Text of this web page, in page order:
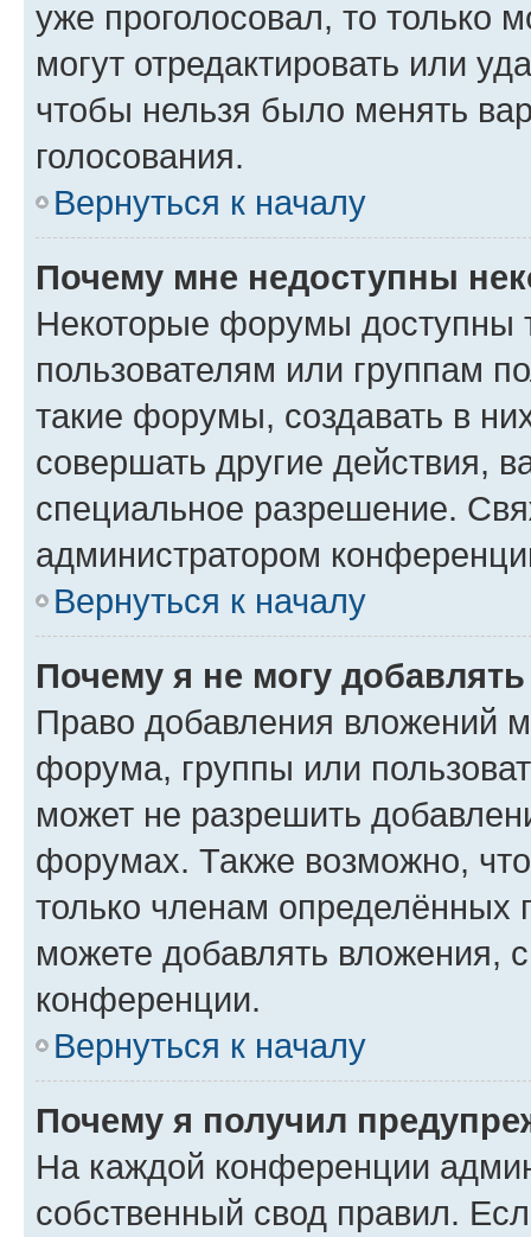
уже проголосовал, то только
могут отредактировать или
чтобы нельзя было менять
голосования.
Вернуться к началу
Почему мне недоступны
Некоторые форумы доступны
пользователям или группам
такие форумы, создавать в
совершать другие действия,
специальное разрешение.
администратором
Вернуться к началу
Почему я не могу
Право добавления вложений
форума, группы или
может не разрешить
форумах. Также возможно,
только членам определённых
можете добавлять вложения,
конференции.
Вернуться к началу
Почему я получил
На каждой конференции
собственный свод правил.